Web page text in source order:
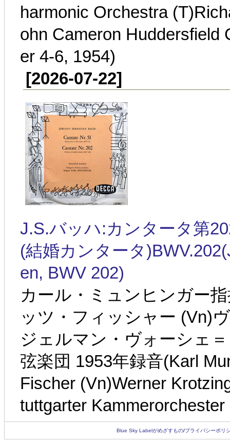
harmonic Orchestra
ohn Cameron Huddersfield
er 4-6, 1954)
[2026-07-22]
J.S.バッハ:カンタータ第
(結婚カンタータ
en, BWV 202)
カール・ミュンヒンガー
ッツ・フィッシャー (Vn)
ジェルマン・ヴォーシェ
弦楽団 1953年録音(Karl
Fischer (Vn)Werner
tuttgarter
Blue Sky Labelがめざすもの/プライバシーポリ